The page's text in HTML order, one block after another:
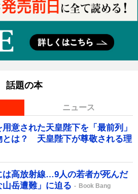
話題の本
ニュース
意された天皇陛下を「最前列」
とは？ 天皇陛下が尊敬される理
は高放射線…9人の若者が死んだ
山岳遭難」に迫る
Book Bang